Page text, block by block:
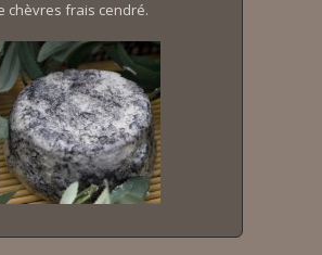
chèvres frais cendré.